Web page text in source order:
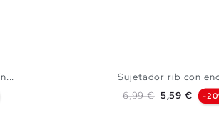
Sujetador rib con
Precio base
6,99 € Precio
5,59 € -